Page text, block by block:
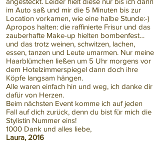
im Auto saß und mir die 5 Minuten bis zur
Location vorkamen, wie eine halbe Stunde:-)
Apropos halten: die raffinierte Frisur und das
zauberhafte Make-up hielten bombenfest…
und das trotz weinen, schwitzen, lachen,
essen, tanzen und Leute umarmen. Nur meine
Haarblümchen ließen um 5 Uhr morgens vor
dem Hotelzimmerspiegel dann doch ihre
Köpfe langsam hängen.
Alle waren einfach hin und weg, ich danke dir
dafür von Herzen.
Beim nächsten Event komme ich auf jeden
Fall auf dich zurück, denn du bist für mich die
Stylistin Nummer eins!
1000 Dank und alles liebe,
Laura, 2016